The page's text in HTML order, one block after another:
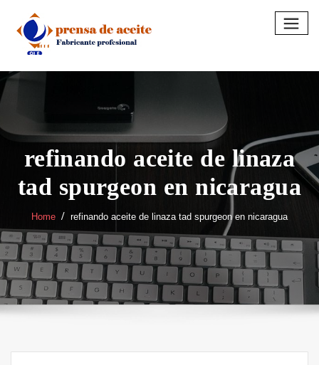
content
refinando aceite de linaza
tad spurgeon en nicaragua
Home refinando aceite de linaza tad spurgeon en nicaragua